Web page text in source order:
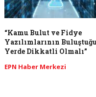
“Kamu Bulut ve Fidye
Yazılımlarının
Yerde Dikkatli Olmalı”
EPN Haber Merkezi